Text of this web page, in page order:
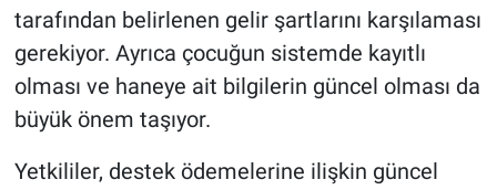
tarafından belirlenen gelir şartlarını karşılaması
gerekiyor. Ayrıca çocuğun sistemde kayıtlı
olması ve haneye ait bilgilerin güncel olması da
büyük önem taşıyor.
Yetkililer, destek ödemelerine ilişkin güncel